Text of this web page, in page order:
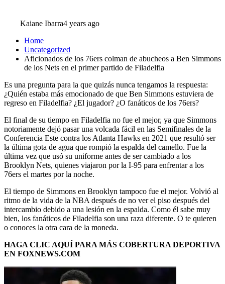
Kaiane Ibarra4 years ago
Home
Uncategorized
Aficionados de los 76ers colman de abucheos a Ben Simmons
de los Nets en el primer partido de Filadelfia
Es una pregunta para la que quizás nunca tengamos la respuesta:
¿Quién estaba más emocionado de que Ben Simmons estuviera de
regreso en Filadelfia? ¿El jugador? ¿O fanáticos de los 76ers?
El final de su tiempo en Filadelfia no fue el mejor, ya que Simmons
notoriamente dejó pasar una volcada fácil en las Semifinales de la
Conferencia Este contra los Atlanta Hawks en 2021 que resultó ser
la última gota de agua que rompió la espalda del camello. Fue la
última vez que usó su uniforme antes de ser cambiado a los
Brooklyn Nets, quienes viajaron por la I-95 para enfrentar a los
76ers el martes por la noche.
El tiempo de Simmons en Brooklyn tampoco fue el mejor. Volvió al
ritmo de la vida de la NBA después de no ver el piso después del
intercambio debido a una lesión en la espalda. Como él sabe muy
bien, los fanáticos de Filadelfia son una raza diferente. O te quieren
o conoces la otra cara de la moneda.
HAGA CLIC AQUÍ PARA MÁS COBERTURA DEPORTIVA
EN FOXNEWS.COM